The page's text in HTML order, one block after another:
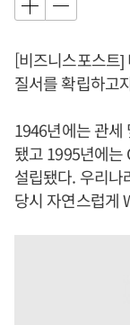
[비즈니스포스트
질서를 확립하고
1946년에는 관세
됐고 1995년에는
설립됐다. 우리나
당시 자연스럽게